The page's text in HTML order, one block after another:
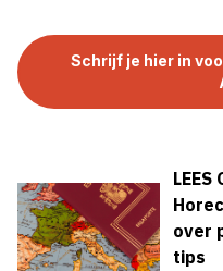
Schrijf je hier in
LEES
over
tips